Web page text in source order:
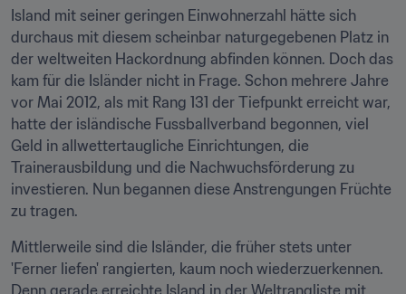
Island mit seiner geringen Einwohnerzahl hätte sich
durchaus mit diesem scheinbar naturgegebenen Platz in
der weltweiten Hackordnung abfinden können. Doch das
kam für die Isländer nicht in Frage. Schon mehrere Jahre
vor Mai 2012, als mit Rang 131 der Tiefpunkt erreicht war,
hatte der isländische Fussballverband begonnen, viel
Geld in allwettertaugliche Einrichtungen, die
Trainerausbildung und die Nachwuchsförderung zu
investieren. Nun begannen diese Anstrengungen Früchte
zu tragen.
Mittlerweile sind die Isländer, die früher stets unter
'Ferner liefen' rangierten, kaum noch wiederzuerkennen.
Denn gerade erreichte Island in der Weltrangliste mit